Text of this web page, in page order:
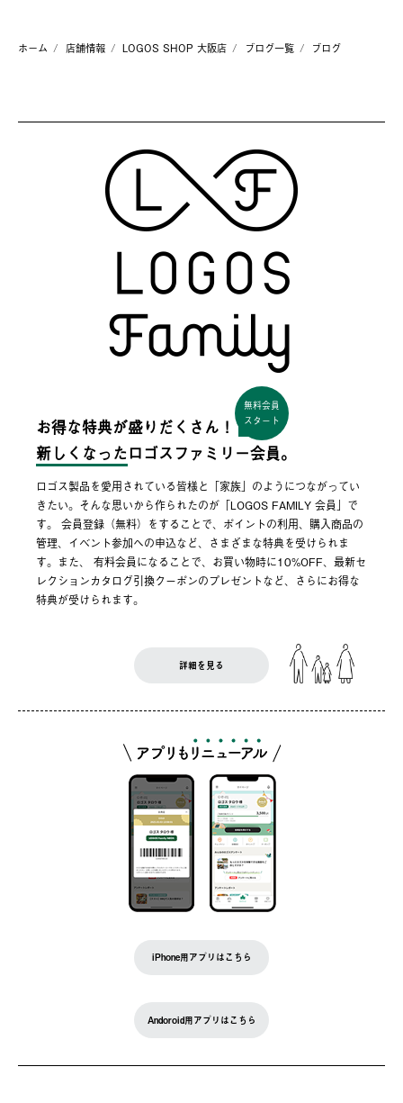
ホーム 店舗情報 LOGOS SHOP 大阪店 ブログ一覧 ブログ
お得な特典が盛りだくさん！
無料会員
スタート
新しくなった ロゴスファミリー会員。
ロゴス製品を愛用されている皆様と「家族」のようにつながってい
きたい。そんな思いから作られたのが「LOGOS FAMILY 会員」で
す。 会員登録（無料）をすることで、ポイントの利用、購入商品の
管理、イベント参加への申込など、さまざまな特典を受けられま
す。また、 有料会員になることで、お買い物時に10%OFF、最新セ
レクションカタログ引換クーポンのプレゼントなど、さらにお得な
特典が受けられます。
詳細を見る
iPhone用アプリはこちら
Andoroid用アプリはこちら